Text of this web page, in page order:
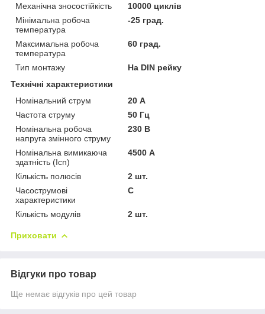
Механічна зносостійкість
10000 циклів
Мінімальна робоча
температура
-25 град.
Максимальна робоча
температура
60 град.
Тип монтажу
На DIN рейку
Технічні характеристики
Номінальний струм
20 А
Частота струму
50 Гц
Номінальна робоча
напруга змінного струму
230 В
Номінальна вимикаюча
здатність (Icn)
4500 А
Кількість полюсів
2 шт.
Часострумові
характеристики
C
Кількість модулів 2 шт.
Приховати
Відгуки про товар
Ще немає відгуків про цей товар